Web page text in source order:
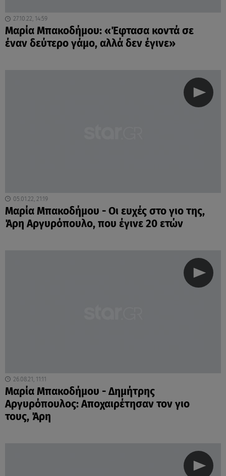
27.10.22, 14:59
Μαρία Μπακοδήμου: «Έφτασα κοντά σε
έναν δεύτερο γάμο, αλλά δεν έγινε»
05.01.22, 21:19
Μαρία Μπακοδήμου - Οι ευχές στο γιο της,
Άρη Αργυρόπουλο, που έγινε 20 ετών
26.08.21, 11:11
Μαρία Μπακοδήμου - Δημήτρης
Αργυρόπουλος: Αποχαιρέτησαν τον γιο
τους, Άρη